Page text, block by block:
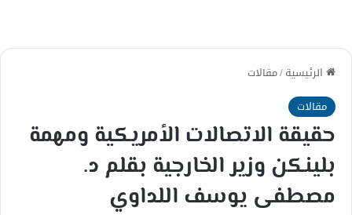
الرئيسية/مقالات
مقالات
حقيقة الاتصالات الأمريكية ومهمة
بلينكن وزير الخارجية بقلم د.
مصطفى يوسف اللداوي